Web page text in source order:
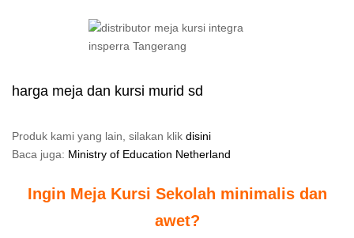
harga meja dan kursi murid sd
Produk kami yang lain, silakan klik disini
Baca juga: Ministry of Education Netherland
Ingin Meja Kursi Sekolah minimalis dan
awet?